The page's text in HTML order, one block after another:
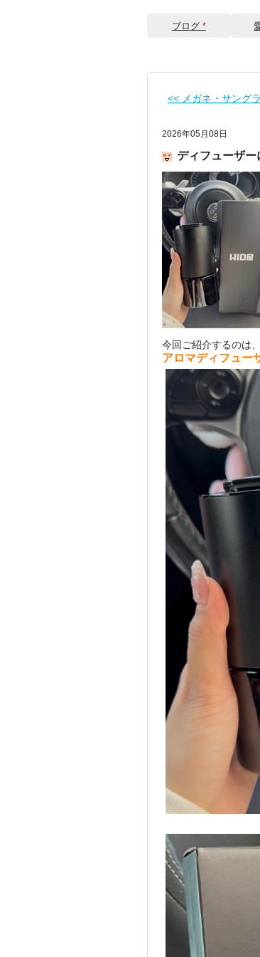
ブログ*
<< メガネ・サング
2026年05月08日
ディフューザ
今回ご紹介するのは
アロマディフュー